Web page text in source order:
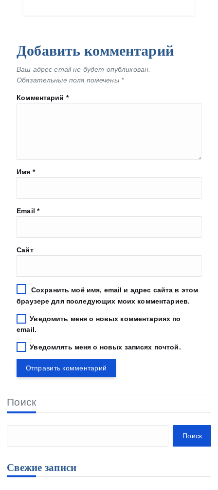
Добавить комментарий
Ваш адрес email не будет опубликован.
Обязательные поля помечены *
Комментарий *
Имя *
Email *
Сайт
Сохранить моё имя, email и адрес сайта в этом
браузере для последующих моих комментариев.
Уведомить меня о новых комментариях по
email.
Уведомлять меня о новых записях почтой.
Поиск
Поиск
Свежие записи